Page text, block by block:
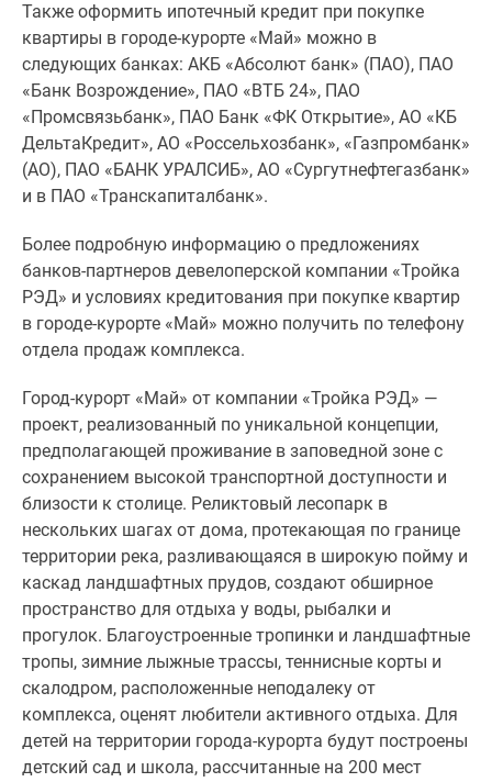
Ипотечный
калькулятор
Семейная
ипотека
Военная
ипотека
программы
Медиа
Новости
недвижимости
эксперта
Аналитика
рынка
Покупателю
Экспертиза
новостроек
Эксперты
авторы
проекте
Контакты
Реклама
сайте
Также оформить ипотечный кредит при покупке
квартиры в городе-курорте «Май» можно в
следующих банках: АКБ «Абсолют банк» (ПАО), ПАО
«Банк Возрождение», ПАО «ВТБ 24», ПАО
«Промсвязьбанк», ПАО Банк «ФК Открытие», АО «КБ
ДельтаКредит», АО «Россельхозбанк», «Газпромбанк»
(АО), ПАО «БАНК УРАЛСИБ», АО «Сургутнефтегазбанк»
и в ПАО «Транскапиталбанк».
Более подробную информацию о предложениях
банков-партнеров девелоперской компании «Тройка
РЭД» и условиях кредитования при покупке квартир
в городе-курорте «Май» можно получить по телефону
отдела продаж комплекса.
Город-курорт «Май» от компании «Тройка РЭД» —
проект, реализованный по уникальной концепции,
предполагающей проживание в заповедной зоне с
сохранением высокой транспортной доступности и
близости к столице. Реликтовый лесопарк в
нескольких шагах от дома, протекающая по границе
территории река, разливающаяся в широкую пойму и
каскад ландшафтных прудов, создают обширное
пространство для отдыха у воды, рыбалки и
прогулок. Благоустроенные тропинки и ландшафтные
тропы, зимние лыжные трассы, теннисные корты и
скалодром, расположенные неподалеку от
комплекса, оценят любители активного отдыха. Для
детей на территории города-курорта будут построены
детский сад и школа, рассчитанные на 200 мест